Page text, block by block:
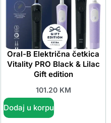
Oral-B Električna četkica
Vitality PRO Black & Lilac
Gift edition
101.20 KM
Dodaj u korpu